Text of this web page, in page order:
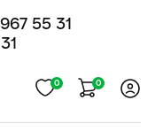
55 31
0 0